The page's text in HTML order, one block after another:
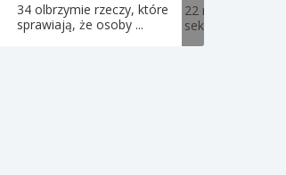
34 olbrzymie rzeczy, które
sprawiają, że osoby ...
22 najdziwniejsze
seksualne